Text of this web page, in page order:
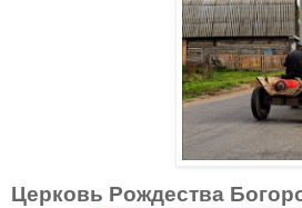
Церковь Рождества